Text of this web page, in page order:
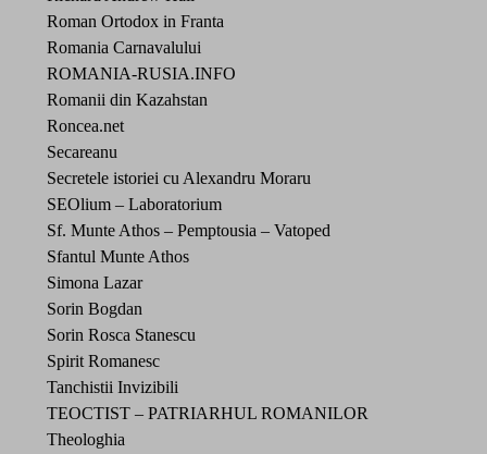
Roman Ortodox in Franta
Romania Carnavalului
ROMANIA-RUSIA.INFO
Romanii din Kazahstan
Roncea.net
Secareanu
Secretele istoriei cu Alexandru Moraru
SEOlium – Laboratorium
Sf. Munte Athos – Pemptousia – Vatoped
Sfantul Munte Athos
Simona Lazar
Sorin Bogdan
Sorin Rosca Stanescu
Spirit Romanesc
Tanchistii Invizibili
TEOCTIST – PATRIARHUL ROMANILOR
Theologhia